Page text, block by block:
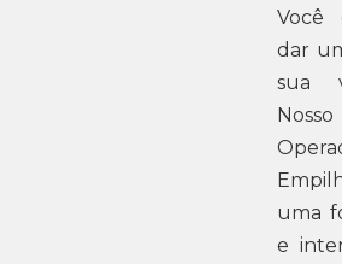
Você
dar
sua
uma
e